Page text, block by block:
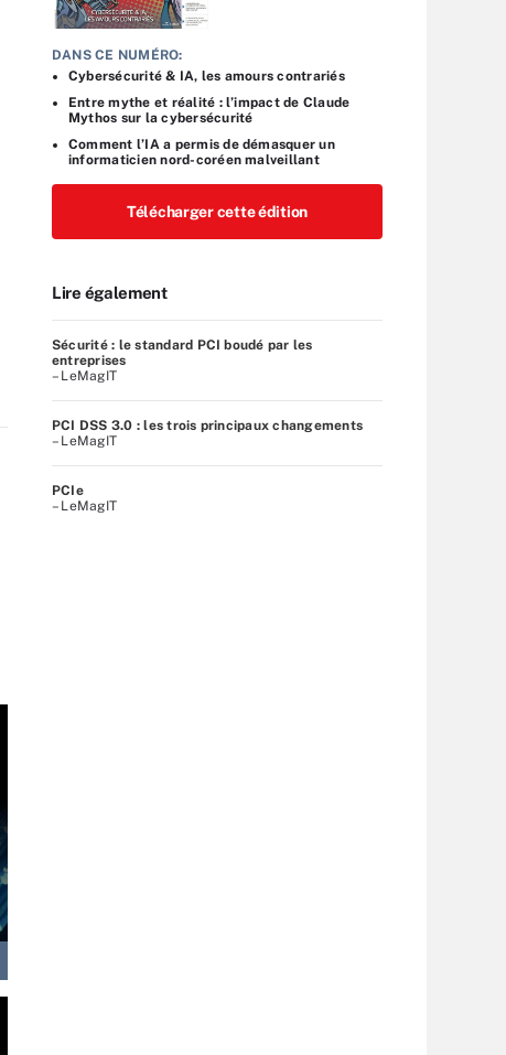
DANS CE NUMÉRO:
Cybersécurité & IA, les amours contrariés
Entre mythe et réalité : l’impact de Claude
Mythos sur la cybersécurité
Comment l’IA a permis de démasquer un
informaticien nord-coréen malveillant
Télécharger cette édition
Lire également
Sécurité : le standard PCI boudé par les
entreprises
– LeMagIT
PCI DSS 3.0 : les trois principaux changements
– LeMagIT
PCIe
– LeMagIT